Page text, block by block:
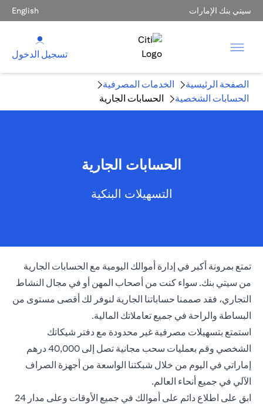
سيتي بنك الإمارات English
تسجيل الدخول
الصفحة الرئيسية
الخدمات المصرفية
الحسابات الشخصية
الحسابات الجارية
الحسابات الجارية
التسهيلات البنكية
تمتع بمرونة أكبر في إدارة أموالك اليومية مع الحسابات الجارية
من سيتي بنك. سواء كنت من أصحاب المهن أو في مجال النشاط
التجاري، فقد صممنا حساباتنا الجارية لنوفر لك أقصى مستوى من
البساطة والراحة في جميع تعاملاتك المالية.
استمتع بتسهيلات مصرفية غير محدودة مع دفتر شيكاتك
الشخصي وقم بعمليات سحب مجانية تصل إلى 40,000 درهم
إماراتي في اليوم من خلال شبكتنا الواسعة من أجهزة الصراف
الآلي في جميع أنحاء العالم.
ابق على اطلاع دائم على أموالك في جميع الأوقات وعلى مدار 24